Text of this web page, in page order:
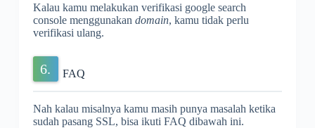
Kalau kamu melakukan verifikasi google search
console menggunakan domain, kamu tidak perlu
verifikasi ulang.
FAQ
Nah kalau misalnya kamu masih punya masalah ketika
sudah pasang SSL, bisa ikuti FAQ dibawah ini.